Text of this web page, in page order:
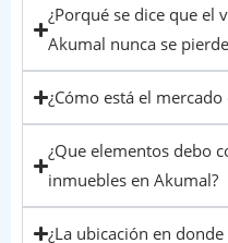
¿Porqué se dice que el
Akumal nunca se
¿Cómo está el
¿Que elementos debo
inmuebles en Akumal?
¿La ubicación en